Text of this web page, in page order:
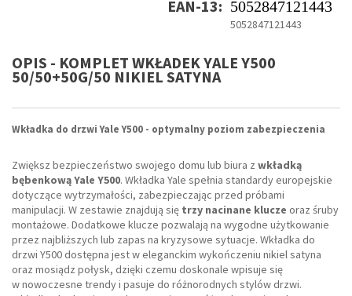
EAN-13: 5052847121443
5052847121443
OPIS - KOMPLET WKŁADEK YALE Y500
50/50+50G/50 NIKIEL SATYNA
Wkładka do drzwi Yale Y500 - optymalny poziom zabezpieczenia
Zwiększ bezpieczeństwo swojego domu lub biura z wkładką
bębenkową Yale Y500. Wkładka Yale spełnia standardy europejskie
dotyczące wytrzymałości, zabezpieczając przed próbami
manipulacji. W zestawie znajdują się trzy nacinane klucze oraz śruby
montażowe. Dodatkowe klucze pozwalają na wygodne użytkowanie
przez najbliższych lub zapas na kryzysowe sytuacje. Wkładka do
drzwi Y500 dostępna jest w eleganckim wykończeniu nikiel satyna
oraz mosiądz połysk, dzięki czemu doskonale wpisuje się
w nowoczesne trendy i pasuje do różnorodnych stylów drzwi.